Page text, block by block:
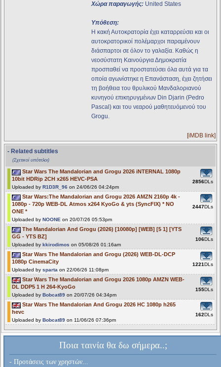
Χώρα παραγωγής: United States
Υπόθεση:
Η κακή Αυτοκρατορία έχει καταρρεύσει και οι
αυτοκρατορικοί πολέμαρχοι παραμένουν
διάσπαρτοι σε όλον το γαλαξία. Καθώς η
νεοσύστατη Καινούργια Δημοκρατία
προσπαθεί να προστατεύσει όλα αυτά για τα
οποία αγωνίστηκε η Επανάσταση, έχει ζητήσει
τη βοήθεια του θρυλικού Μανδαλοριανού
κυνηγού επικηρυγμένων Din Djarin (Pedro
Pascal) και του νεαρού μαθητευόμενού του
Grogu.
[iMDB link]
- Related subtitles
(Σχετικοί υπότιτλοι)
Star Wars The Mandalorian and Grogu 2026 iNTERNAL 1080p
10bit HDRip 2CH x265 HEVC-PSA
Uploaded by R1D3R_96 on 24/06/26 04:24pm
2856DLs
Star Wars:The Mandalorian and Grogu 2026 AMZN 2160p 4k -
1080p - 720p WEB-DL Atmos x264 KyoGo & yts (SyncFIX) * NO
ONE *
Uploaded by NOONE on 20/07/26 05:53pm
2447DLs
The Mandalorian And Grogu (2026) [10080p] [WEB] [5 1] [YTS
GG - YTS BZ]
Uploaded by kkirodimos on 05/08/26 01:16am
106DLs
Star Wars The Mandalorian and Grogu (2026) WEB-DL-DCP
1080p CinemaCity
Uploaded by sparta on 22/06/26 11:08pm
1221DLs
Star Wars The Mandalorian and Grogu 2026 1080p AMZN WEB-
DL DDP5 1 H 264-KyoGo
Uploaded by Bobcat89 on 20/07/26 04:34pm
155DLs
Star Wars The Mandalorian And Grogu 2026 HC 1080p h265
hevc
Uploaded by Bobcat89 on 11/06/26 07:36pm
162DLs
Ποια ταινία θα δω σήμερα..;
- Προτάσεις των χρηστών...